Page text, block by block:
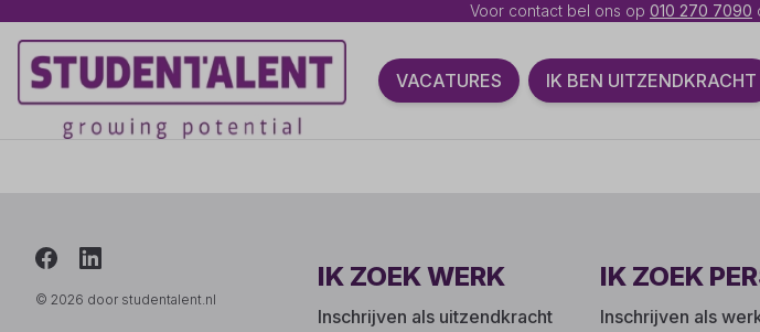
Voor contact bel ons op 010 270 7090
VACATURES IK BEN UITZENDKRACHT
© 2026 door studentalent.nl
IK ZOEK WERK
Inschrijven als uitzendkracht
IK ZOEK
Inschrijven als